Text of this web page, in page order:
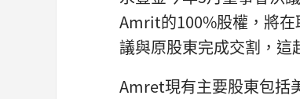
Amrit的100%股權，將在
議與原股東完成交割，這
Amret現有主要股東包括